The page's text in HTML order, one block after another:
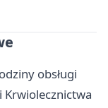
obsługi
Krwiolecznictwa